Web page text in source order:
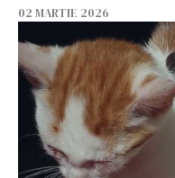
02 MARTIE 2026